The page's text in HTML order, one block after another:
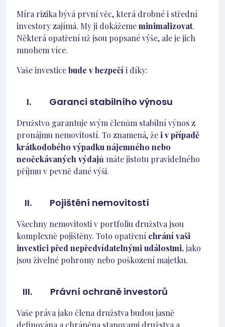
Míra rizika bývá první věc, která drobné i střední
investory zajímá. My ji dokážememinimalizovat.
Některá opatření už jsou popsané výše, ale je jich
mnohem více.
Vaše investicebude v bezpečíi díky:
I. Garanci stabilního výnosu
Družstvo garantuje svým členům stabilní výnos z
pronájmu nemovitostí. To znamená, žei v případě
krátkodobého výpadku nájemného nebo
neočekávaných výdajů máte jistotu pravidelného
příjmu v pevně dané výši.
II. Pojištění nemovitostí
Všechny nemovitosti v portfoliu družstva jsou
komplexně pojištěny. Toto opatření chrání vaši
investici před nepředvídatelnými událostmi,jako
jsou živelné pohromy nebo poškození majetku.
III. Právní ochraně investorů
Vaše práva jako člena družstva budou jasně
definována a chráněna stanovami družstva a